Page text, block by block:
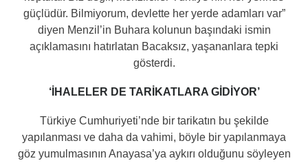
güçlüdür. Bilmiyorum, devlette her yerde adamları var”
diyen Menzil’in Buhara kolunun başındaki ismin
açıklamasını hatırlatan Bacaksız, yaşananlara tepki
gösterdi.
‘İHALELER DE TARİKATLARA GİDİYOR’
Türkiye Cumhuriyeti’nde bir tarikatın bu şekilde
yapılanması ve daha da vahimi, böyle bir yapılanmaya
göz yumulmasının Anayasa’ya aykırı olduğunu söyleyen